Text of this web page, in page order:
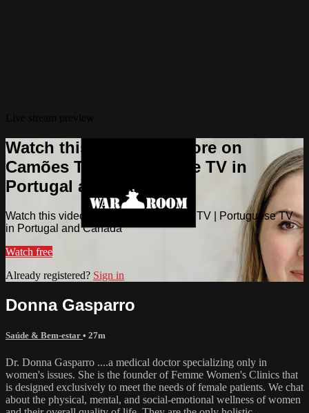
Watch this video and more on
Camões TV | Portuguese TV in
Portugal and Canada
Watch this video and more on Camões TV | Portuguese TV
in Portugal and Canada
Watch free
Already registered? Sign in
Donna Gasparro
Saúde & Bem-estar • 27m
Dr. Donna Gasparro ....a medical doctor specializing only in
women's issues. She is the founder of Femme Women's Clinics that
is designed exclusively to meet the needs of female patients. We chat
about the physical, mental, and social-emotional wellness of women